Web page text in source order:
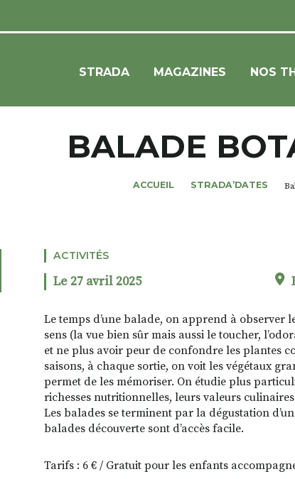
STRADA MAGAZINES NOS
BALADE
ACCUEIL STRADA’DATES
ACTIVITÉS
Le 27 avril 2025
Le temps d’une balade, on apprend à observer
sens (la vue bien sûr mais aussi le toucher,
et ne plus avoir peur de confondre les plantes
saisons, à chaque sortie, on voit les végétaux
permet de les mémoriser. On étudie plus
richesses nutritionnelles, leurs valeurs
Les balades se terminent par la dégustation
balades découverte sont d’accès facile.
Tarifs : 6 € / Gratuit pour les enfants